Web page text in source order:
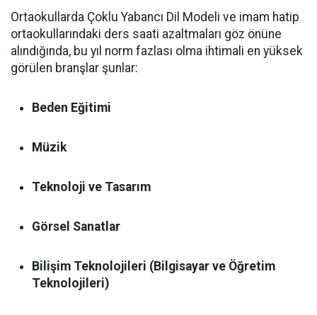
Ortaokullarda Çoklu Yabancı Dil Modeli ve imam hatip
ortaokullarındaki ders saati azaltmaları göz önüne
alındığında, bu yıl norm fazlası olma ihtimali en yüksek
görülen branşlar şunlar:
Beden Eğitimi
Müzik
Teknoloji ve Tasarım
Görsel Sanatlar
Bilişim Teknolojileri (Bilgisayar ve Öğretim
Teknolojileri)